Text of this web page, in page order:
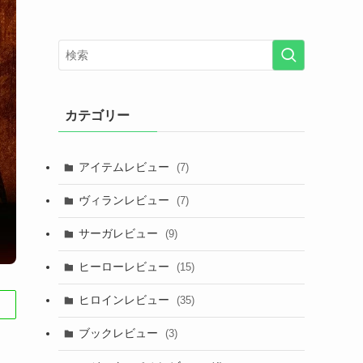
カテゴリー
アイテムレビュー (7)
ヴィランレビュー (7)
サーガレビュー (9)
ヒーローレビュー (15)
ヒロインレビュー (35)
ブックレビュー (3)